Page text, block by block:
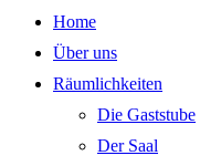
Home
Über uns
Räumlichkeiten
Die Gaststube
Der Saal